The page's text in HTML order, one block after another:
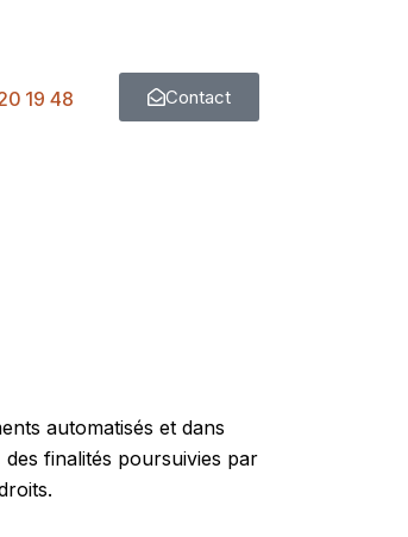
19 48 Contact
automatisés et dans
finalités poursuivies par